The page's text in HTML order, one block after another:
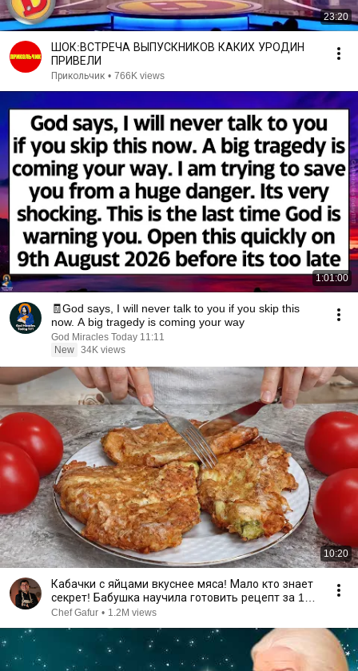
23:20
ШОК:ВСТРЕЧА ВЫПУСКНИКОВ КАКИХ УРОДИН
ПРИВЕЛИ
Прикольчик • 766K views
1:01:00
🧾God says, I will never talk to you if you skip this
now. A big tragedy is coming your way
God Miracles Today 11:11
New 34K views
10:20
Кабачки с яйцами вкуснее мяса! Мало кто знает
секрет! Бабушка научила готовить рецепт за 15
минут
Chef Gafur • 1.2M views